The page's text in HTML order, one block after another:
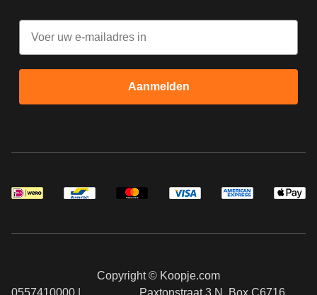
Email
Aanmelden
Copyright © Koopje.com